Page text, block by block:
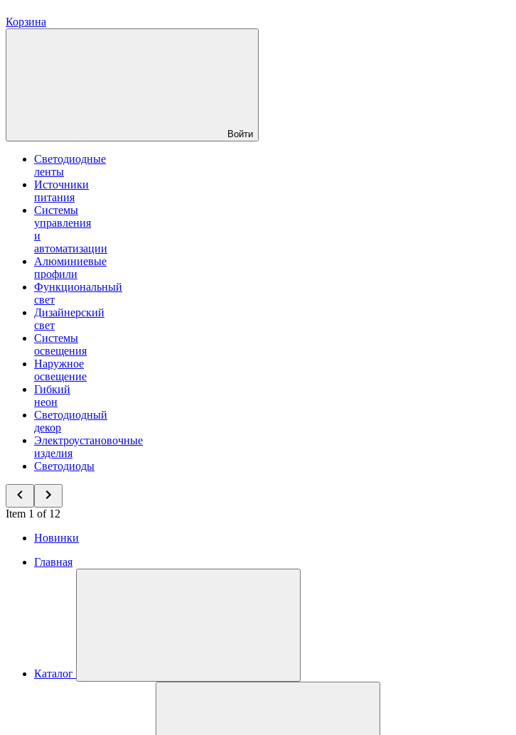
Корзина
Войти
Светодиодные
ленты
Источники
питания
Системы
управления
и
автоматизации
Алюминиевые
профили
Функциональный
свет
Дизайнерский
свет
Системы
освещения
Наружное
освещение
Гибкий
неон
Светодиодный
декор
Электроустановочные
изделия
Светодиоды
Item 1 of 12
Новинки
Главная
Каталог